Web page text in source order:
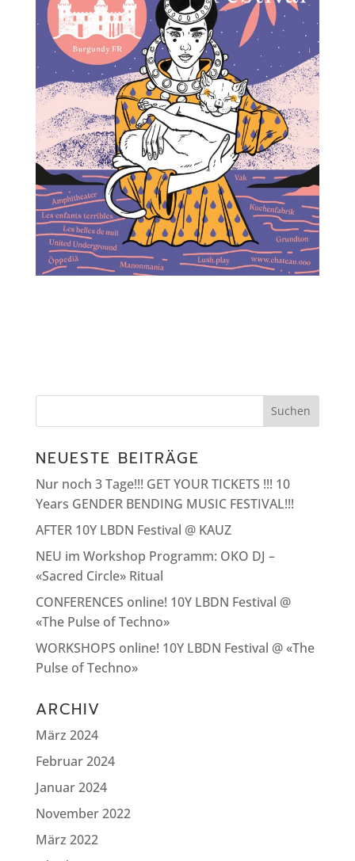
NEUESTE BEITRÄGE
Nur noch 3 Tage!!! GET YOUR TICKETS !!! 10
Years GENDER BENDING MUSIC FESTIVAL!!!
AFTER 10Y LBDN Festival @ KAUZ
NEU im Workshop Programm: OKO DJ –
«Sacred Circle» Ritual
CONFERENCES online! 10Y LBDN Festival @
«The Pulse of Techno»
WORKSHOPS online! 10Y LBDN Festival @ «The
Pulse of Techno»
ARCHIV
März 2024
Februar 2024
Januar 2024
November 2022
März 2022